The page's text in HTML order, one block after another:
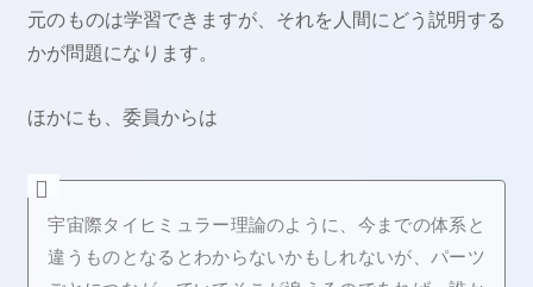
元のものは学習できますが、それを人間にどう説明する
かが問題になります。
ほかにも、委員からは
宇宙際タイヒミュラー理論のように、今までの体系と
違うものとなるとわからないかもしれないが、パーツ